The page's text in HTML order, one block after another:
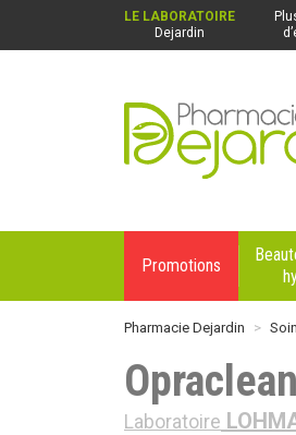
LE LABORATOIRE
Dejardin
Pharmacie Dejardin
Promotions
Pharmacie Dejardin
Laboratoire